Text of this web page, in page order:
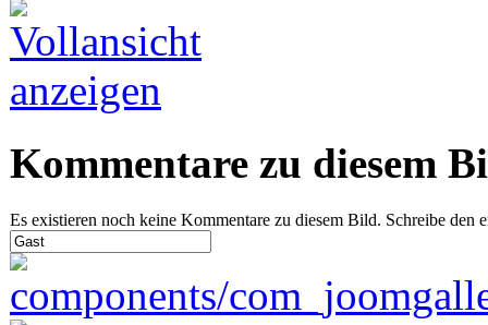
Kommentare zu diesem
Es existieren noch keine Kommentare zu diesem Bild. Schreibe den